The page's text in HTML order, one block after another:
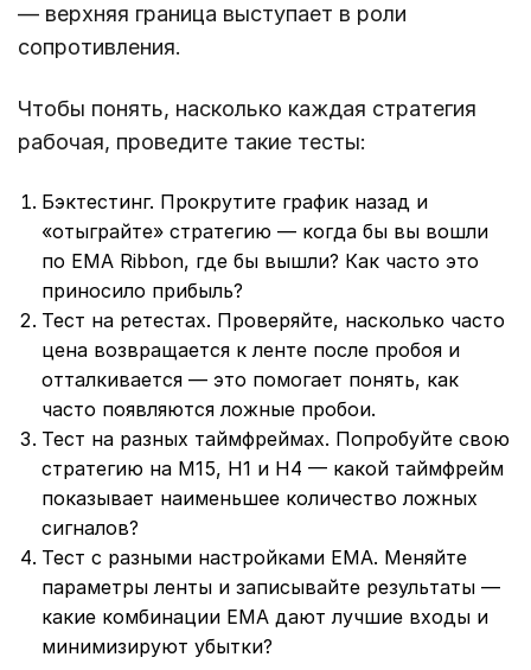
— верхняя граница выступает в роли
сопротивления.
Чтобы понять, насколько каждая стратегия
рабочая, проведите такие тесты:
Бэктестинг. Прокрутите график назад и
«отыграйте» стратегию — когда бы вы вошли
по EMA Ribbon, где бы вышли? Как часто это
приносило прибыль?
Тест на ретестах. Проверяйте, насколько часто
цена возвращается к ленте после пробоя и
отталкивается — это помогает понять, как
часто появляются ложные пробои.
Тест на разных таймфреймах. Попробуйте свою
стратегию на M15, H1 и H4 — какой таймфрейм
показывает наименьшее количество ложных
сигналов?
Тест с разными настройками EMA. Меняйте
параметры ленты и записывайте результаты —
какие комбинации EMA дают лучшие входы и
минимизируют убытки?